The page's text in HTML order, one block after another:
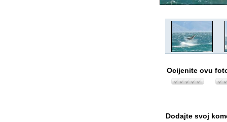
Ocijenite ovu
Dodajte svoj